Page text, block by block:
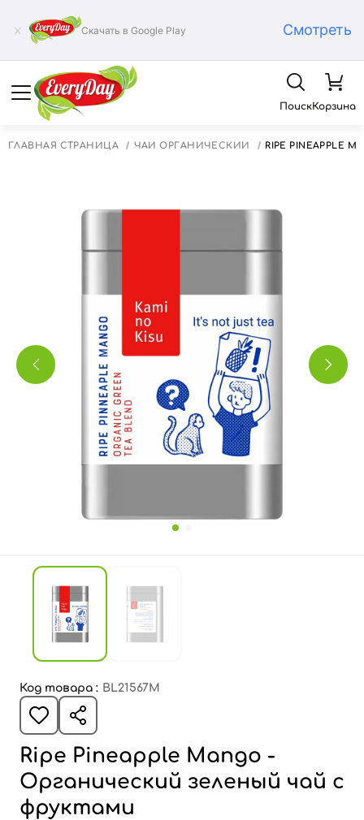
Скачать в Google Play Смотреть
ПоискКорзина
ГЛАВНАЯ СТРАНИЦА ЧАЙ ОРГАНИЧЕСКИЙ RIPE
Код товара : BL21567M
Ripe Pineapple Mango -
Органический зеленый чай с
фруктами